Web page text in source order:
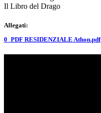
Il Libro del Drago
Allegati:
0_PDF RESIDENZIALE Athon.pdf